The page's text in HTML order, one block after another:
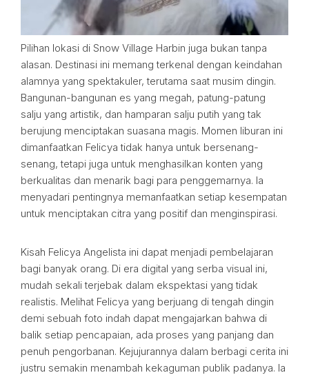
Pilihan lokasi di Snow Village Harbin juga bukan tanpa
alasan. Destinasi ini memang terkenal dengan keindahan
alamnya yang spektakuler, terutama saat musim dingin.
Bangunan-bangunan es yang megah, patung-patung
salju yang artistik, dan hamparan salju putih yang tak
berujung menciptakan suasana magis. Momen liburan ini
dimanfaatkan Felicya tidak hanya untuk bersenang-
senang, tetapi juga untuk menghasilkan konten yang
berkualitas dan menarik bagi para penggemarnya. Ia
menyadari pentingnya memanfaatkan setiap kesempatan
untuk menciptakan citra yang positif dan menginspirasi.
Kisah Felicya Angelista ini dapat menjadi pembelajaran
bagi banyak orang. Di era digital yang serba visual ini,
mudah sekali terjebak dalam ekspektasi yang tidak
realistis. Melihat Felicya yang berjuang di tengah dingin
demi sebuah foto indah dapat mengajarkan bahwa di
balik setiap pencapaian, ada proses yang panjang dan
penuh pengorbanan. Kejujurannya dalam berbagi cerita ini
justru semakin menambah kekaguman publik padanya. Ia